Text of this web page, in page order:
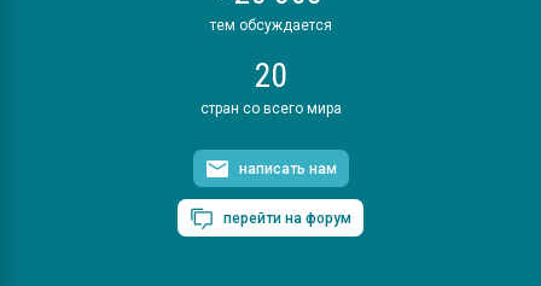
тем обсуждается
20
стран со всего мира
написать нам
перейти на форум